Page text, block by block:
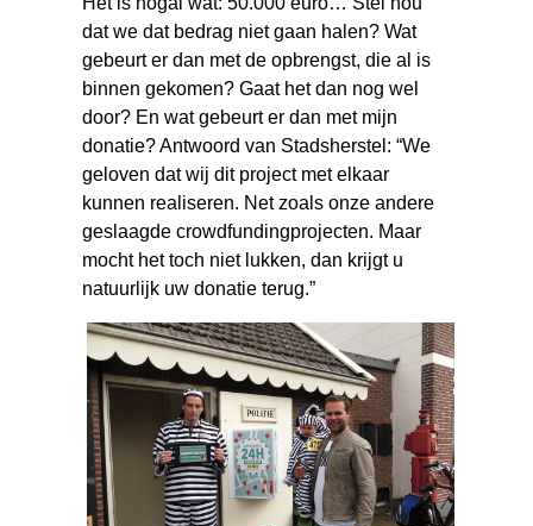
dat we dat bedrag niet gaan halen? Wat
gebeurt er dan met de opbrengst, die al is
binnen gekomen? Gaat het dan nog wel
door? En wat gebeurt er dan met mijn
donatie? Antwoord van Stadsherstel: “We
geloven dat wij dit project met elkaar
kunnen realiseren. Net zoals onze andere
geslaagde crowdfundingprojecten. Maar
mocht het toch niet lukken, dan krijgt u
natuurlijk uw donatie terug.”